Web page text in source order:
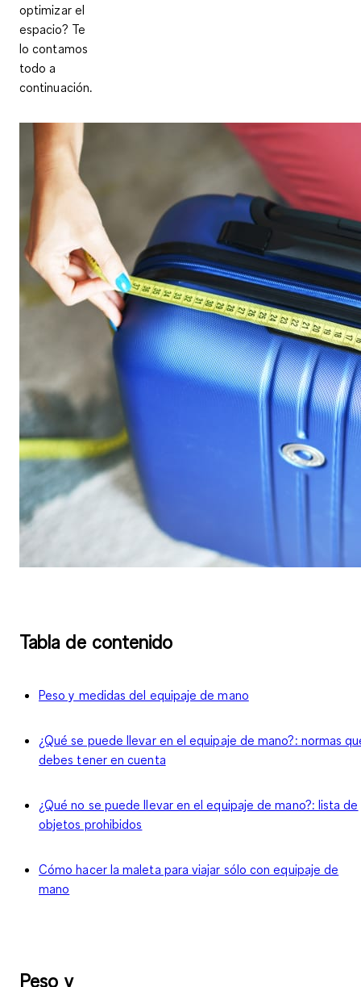
optimizar el
espacio? Te
lo contamos
todo a
continuación.
Tabla de contenido
Peso y medidas del equipaje de mano
¿Qué se puede llevar en el equipaje de mano?: normas
debes tener en cuenta
¿Qué no se puede llevar en el equipaje de mano?: lista de
objetos prohibidos
Cómo hacer la maleta para viajar sólo con equipaje de
mano
Peso y